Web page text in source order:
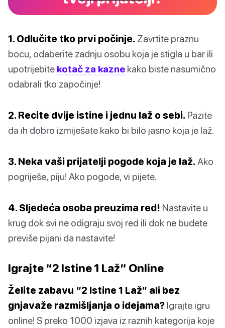
1. Odlučite tko prvi počinje. Zavrtite praznu
bocu, odaberite zadnju osobu koja je stigla u bar ili
upotrijebite kotač za kazne kako biste nasumično
odabrali tko započinje!
2. Recite dvije istine i jednu laž o sebi. Pazite
da ih dobro izmiješate kako bi bilo jasno koja je laž.
3. Neka vaši prijatelji pogode koja je laž. Ako
pogriješe, piju! Ako pogode, vi pijete.
4. Sljedeća osoba preuzima red! Nastavite u
krug dok svi ne odigraju svoj red ili dok ne budete
previše pijani da nastavite!
Igrajte “2 Istine 1 Laž” Online
Želite zabavu “2 Istine 1 Laž” ali bez
gnjavaže razmišljanja o idejama? Igrajte igru
online! S preko 1000 izjava iz raznih kategorija koje